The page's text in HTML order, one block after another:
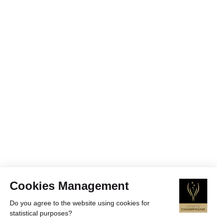
Cookies Management
Do you agree to the website using cookies for
statistical purposes?